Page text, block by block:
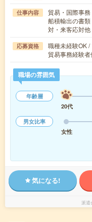
仕事内容
貿易・国際事務
船積輸出の書
対・来客応対他
応募資格
職種未経験OK
貿易事務経験
職場の雰囲気
年齢層
20代
男女比率
女性
気になる!
派遣